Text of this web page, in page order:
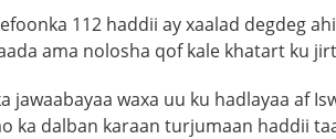
112 haddii ay xaalad degdeg
ama nolosha qof kale khatart ku
jawaabayaa waxa uu ku hadlayaa af
ka dalban karaan turjumaan haddii